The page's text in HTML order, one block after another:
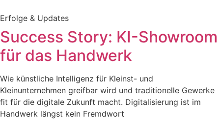
Erfolge & Updates
Success Story: KI-Showroom
für das Handwerk
Wie künstliche Intelligenz für Kleinst- und
Kleinunternehmen greifbar wird und traditionelle Gewerke
fit für die digitale Zukunft macht. Digitalisierung ist im
Handwerk längst kein Fremdwort